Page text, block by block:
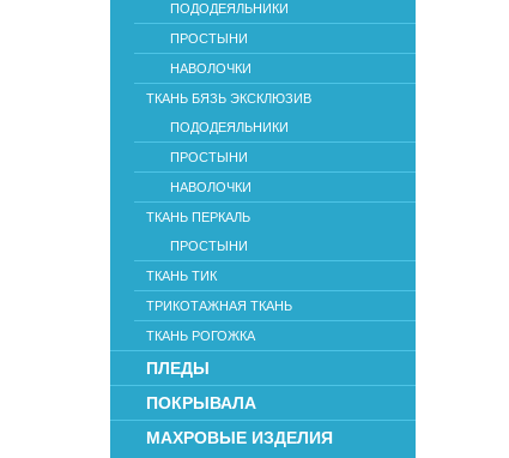
ПОДОДЕЯЛЬНИКИ
ПРОСТЫНИ
НАВОЛОЧКИ
ТКАНЬ БЯЗЬ ЭКСКЛЮЗИВ
ПОДОДЕЯЛЬНИКИ
ПРОСТЫНИ
НАВОЛОЧКИ
ТКАНЬ ПЕРКАЛЬ
ПРОСТЫНИ
ТКАНЬ ТИК
ТРИКОТАЖНАЯ ТКАНЬ
ТКАНЬ РОГОЖКА
ПЛЕДЫ
ПОКРЫВАЛА
МАХРОВЫЕ ИЗДЕЛИЯ